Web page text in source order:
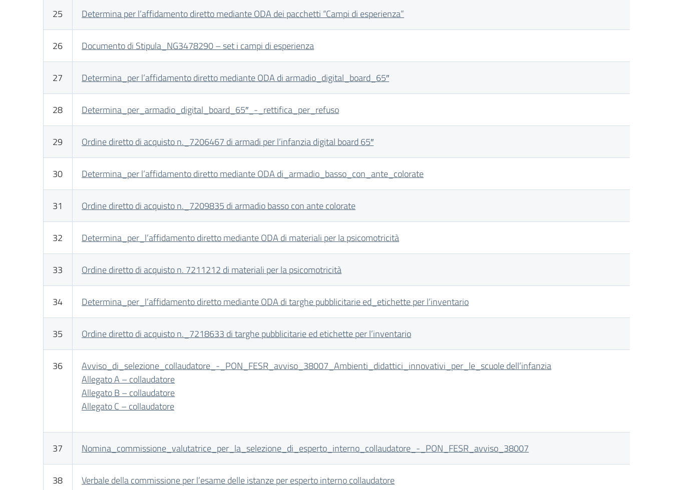
25 Determina per l’affidamento diretto mediante ODA dei pacchetti “Campi di esperienza”
26 Documento di Stipula_NG3478290 – set i campi di esperienza
27 Determina_per l’affidamento diretto mediante ODA di armadio_digital_board_65″
28 Determina_per_armadio_digital_board_65″_-_rettifica_per_refuso
29 Ordine diretto di acquisto n._7206467 di armadi per l’infanzia digital board 65″
30 Determina_per l’affidamento diretto mediante ODA di_armadio_basso_con_ante_colorate
31 Ordine diretto di acquisto n._7209835 di armadio basso con ante colorate
32 Determina_per_l’affidamento diretto mediante ODA di materiali per la psicomotricità
33 Ordine diretto di acquisto n. 7211212 di materiali per la psicomotricità
34 Determina_per_l’affidamento diretto mediante ODA di targhe pubblicitarie ed_etichette per l’inventario
35 Ordine diretto di acquisto n._7218633 di targhe pubblicitarie ed etichette per l’inventario
36
Avviso_di_selezione_collaudatore_-_PON_FESR_avviso_38007_Ambienti_didattici_innovativi_per_le_scuole dell’infanzia
Allegato A – collaudatore
Allegato B – collaudatore
Allegato C – collaudatore
37 Nomina_commissione_valutatrice_per_la_selezione_di_esperto_interno_collaudatore_-_PON_FESR_avviso_38007
38
Verbale della commissione per l’esame delle istanze per esperto interno collaudatore